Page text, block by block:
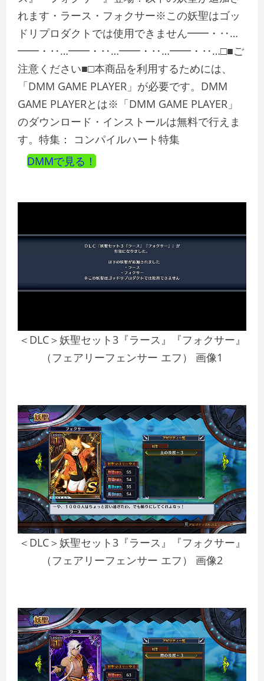
れます・ラース・フォクサー※この妖聖はゴッ
ドリプロダクトでは使用できません━━・‥…
━━・‥…━━・‥…━━・‥…━━・‥…□■ご
注意ください■□本商品を利用するためには、
「DMM GAME PLAYER」が必要です。DMM
GAME PLAYERとは※「DMM GAME PLAYER」
のダウンロード・インストールは無料で行えま
す。特集： コンパイルハート特集
DMMで見る！
＜DLC＞妖聖セット3『ラース』『フォクサー』
（フェアリーフェンサー エフ） 画像1
＜DLC＞妖聖セット3『ラース』『フォクサー』
（フェアリーフェンサー エフ） 画像2